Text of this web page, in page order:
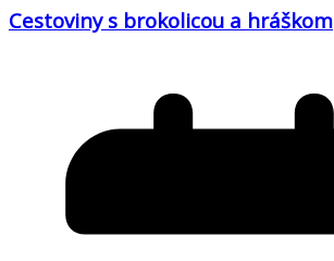
Cestoviny s brokolicou a hráškom